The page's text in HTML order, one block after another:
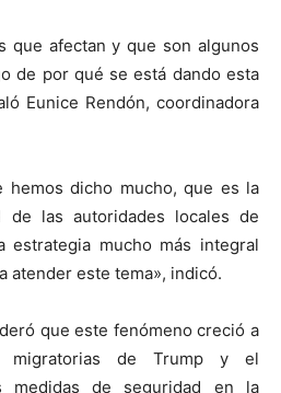
que afectan y que son algunos
de por qué se está dando esta
Eunice Rendón, coordinadora
hemos dicho mucho, que es la
de las autoridades locales de
mucho más integral
atender este tema», indicó.
que este fenómeno creció a
de Trump y el
medidas de seguridad en la